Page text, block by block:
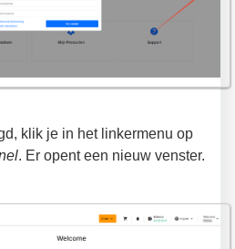
klik je in het linkermenu op
. Er opent een nieuw venster.